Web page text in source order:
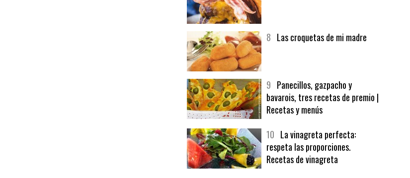
bavarois, tres recetas de premio |
Recetas y menús